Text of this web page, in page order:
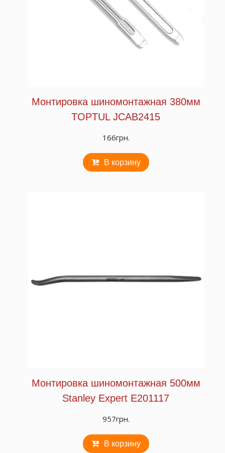
Монтировка шиномонтажная 380мм
TOPTUL JCAB2415
166грн.
В корзину
Монтировка шиномонтажная 500мм
Stanley Expert E201117
957грн.
В корзину